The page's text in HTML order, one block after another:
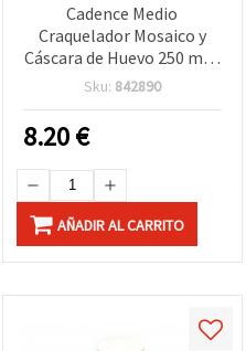
Cadence Medio
Craquelador Mosaico y
Cáscara de Huevo 250 ml –
Sistema de 2 Pasos, PASO
Madera, Vidrio y Cerámica
Sku: 842890
8.20€
AÑADIR AL CARRITO